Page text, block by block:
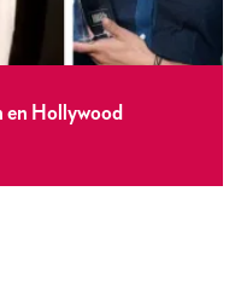
en Hollywood